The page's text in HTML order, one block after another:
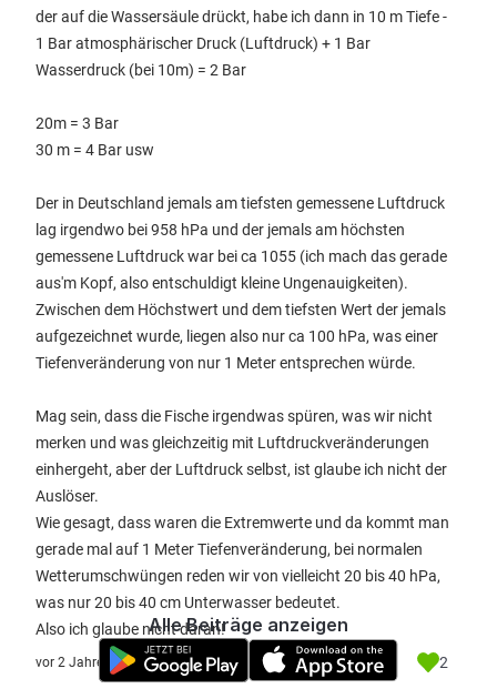
der auf die Wassersäule drückt, habe ich dann in 10 m Tiefe -
1 Bar atmosphärischer Druck (Luftdruck) + 1 Bar
Wasserdruck (bei 10m) = 2 Bar
20m = 3 Bar
30 m = 4 Bar usw
Der in Deutschland jemals am tiefsten gemessene Luftdruck
lag irgendwo bei 958 hPa und der jemals am höchsten
gemessene Luftdruck war bei ca 1055 (ich mach das gerade
aus'm Kopf, also entschuldigt kleine Ungenauigkeiten).
Zwischen dem Höchstwert und dem tiefsten Wert der jemals
aufgezeichnet wurde, liegen also nur ca 100 hPa, was einer
Tiefenveränderung von nur 1 Meter entsprechen würde.
Mag sein, dass die Fische irgendwas spüren, was wir nicht
merken und was gleichzeitig mit Luftdruckveränderungen
einhergeht, aber der Luftdruck selbst, ist glaube ich nicht der
Auslöser.
Wie gesagt, dass waren die Extremwerte und da kommt man
gerade mal auf 1 Meter Tiefenveränderung, bei normalen
Wetterumschwüngen reden wir von vielleicht 20 bis 40 hPa,
was nur 20 bis 40 cm Unterwasser bedeutet.
Also ich glaube nicht daran!
vor 2 Jahre 2
Alle Beiträge anzeigen